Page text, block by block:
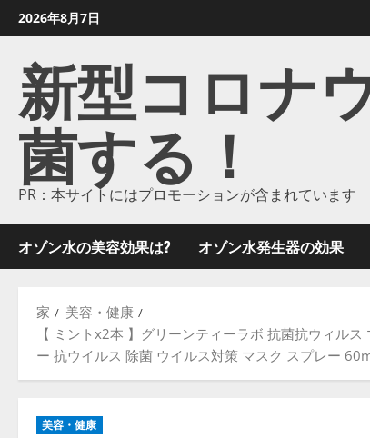
ン
2026年8月7日
新型コロナ
菌する！
PR：本サイトにはプロモーションが含まれています
オゾン水の美容効果は? オゾン水発生器の効果
家
美容・健康
【 ミントx2本 】グリーンティーラボ 抗菌抗ウィル
ー 抗ウイルス 除菌 ウイルス対策 マスク スプレー
美容・健康